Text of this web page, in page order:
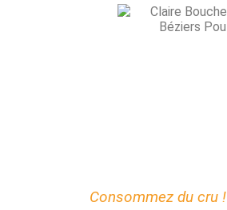
Consommez du cru !